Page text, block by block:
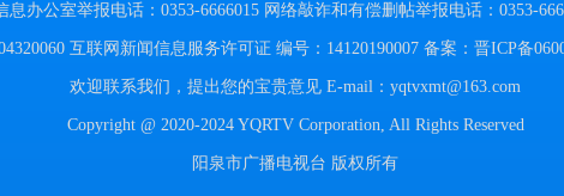
办公室举报电话：0353-6666015 网络敲诈和有偿删帖举报电话：0353-
互联网新闻信息服务许可证 编号：14120190007 备案：晋ICP备
欢迎联系我们，提出您的宝贵意见 E-mail：yqtvxmt@163.com
Copyright @ 2020-2024 YQRTV Corporation, All Rights Reserved
阳泉市广播电视台 版权所有